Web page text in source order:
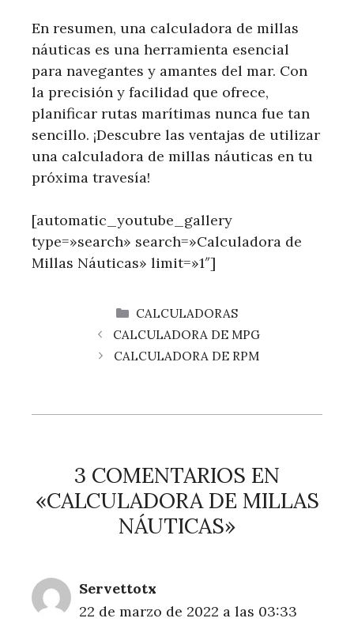
En resumen, una calculadora de millas
náuticas es una herramienta esencial
para navegantes y amantes del mar. Con
la precisión y facilidad que ofrece,
planificar rutas marítimas nunca fue tan
sencillo. ¡Descubre las ventajas de utilizar
una calculadora de millas náuticas en tu
próxima travesía!
[automatic_youtube_gallery
type=»search» search=»Calculadora de
Millas Náuticas» limit=»1″]
CATEGORÍAS
CALCULADORAS
CALCULADORA DE MPG
CALCULADORA DE RPM
3 COMENTARIOS EN
«CALCULADORA DE MILLAS
NÁUTICAS»
Servettotx
22 de marzo de 2022 a las 03:33